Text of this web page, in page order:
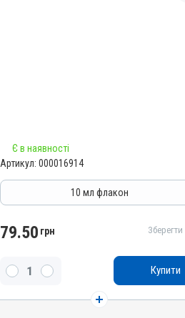
AB-09380-01-20
Дерматологічні, Гормональні, Протизапальні
Суспензія
Вітамін B6, Вітамін B2 / рибофлавін, Метіонін,
Бурштинова кислота , Вітамін B3 / PP /
Є в наявності
Артикул: 000016914
10 мл флакон
79.50 грн Зберегти
Купити